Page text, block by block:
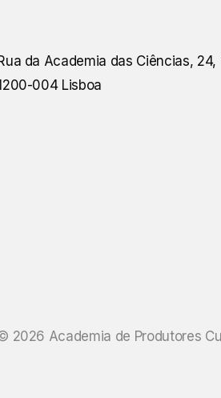
da Academia das Ciências, 24,
004 Lisboa
2026 Academia de Produtores